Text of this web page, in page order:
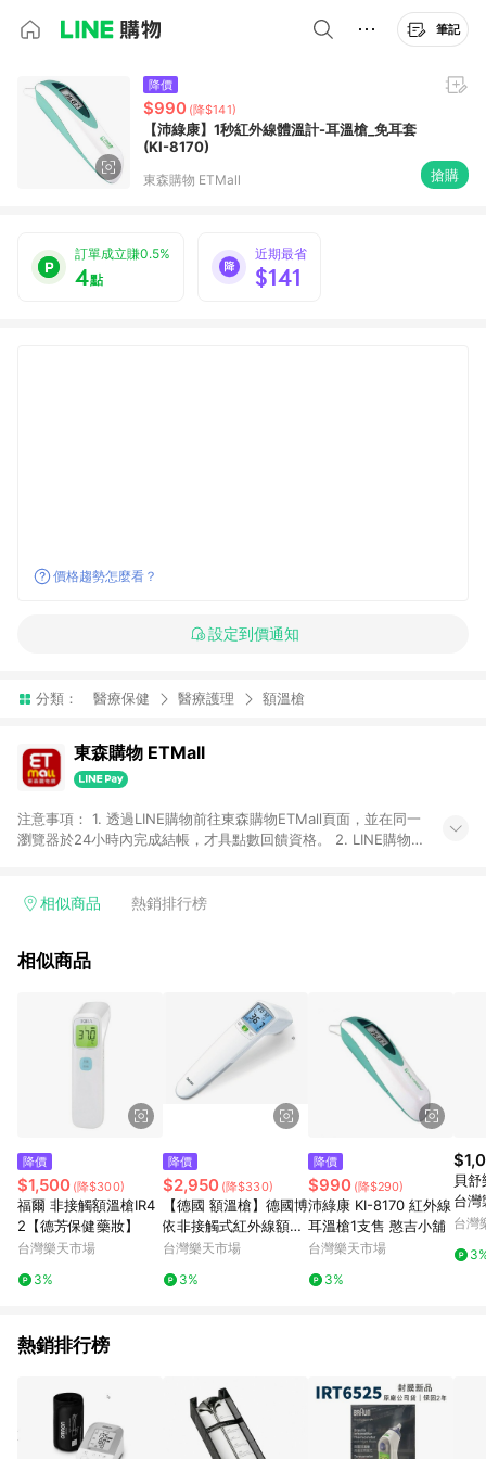
筆記
降價
$990 (降$141)
【沛綠康】1秒紅外線體溫計-耳溫槍_免耳套
(KI-8170)
東森購物 ETMall 搶購
訂單成立賺0.5%
4點
近期最省
$141
價格趨勢怎麼看？
設定到價通知
分類： 醫療保健 醫療護理 額溫槍
東森購物 ETMall
注意事項： 1. 透過LINE購物前往東森購物ETMall頁面，並在同一
瀏覽器於24小時內完成結帳，才具點數回饋資格。 2. LINE購物
單，皆不在點數回饋範圍內。 3. 如購買以下類別商品，將無法獲
球嚴選、商城、專案商品、「草莓網」全館商品。 4. 如取消訂
回饋。 5. 點數回饋會扣除所有折扣優惠後之最終發票金額計算，
實際回饋請依LINE購物通知為主。 6. 訂單如有使用東森購物
ETMall站內之折扣優惠(包含但不限於東森幣、樂透金、東森現金
券等)，不具點數回饋資格。詳細請依東森購物ETMall之結帳頁面
顯示為準。 7. LINE購物設有「單一商品最高回饋點數」機制(特
殊活動時開放「回饋無上限」)，以同一訂單中同一商品不論件數
計算，並依訂單成立時間當下LINE購物所設定的回饋機制為準。
如顯示之商品規格、顏色、價位、贈品與東森購物ETMall銷售網
頁不符，以銷售網頁標示為準。 9. 若有贈點爭議，請務必於訂單
日期+180天以內至LINE購物客服洽詢；若超過180天(含)以上進
行申訴，恕無法贈點回饋。 10. 部分點數紅包僅限指定商品使
用，或不適用於無回饋商品。各點數紅包之適用商品與使用條件
請依點數紅包頁面規則為準。
相似商品 熱銷排行榜
相似商品
降價
$1,500 (降$300)
福爾 非接觸額溫槍IR4
2【德芳保健藥妝】
台灣樂天市場
3%
降價
$2,950 (降$330)
【德國 額溫槍】德國博
依非接觸式紅外線額溫
槍 FT100
台灣樂天市場
3%
降價
$990 (降$290)
沛綠康 KI-8170 紅外線
耳溫槍1支售 憨吉小舖
台灣樂天市場
3%
貝
台灣
保健
台灣
熱銷排行榜